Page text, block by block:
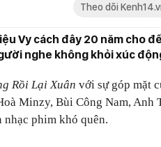
Theo dõi
Vy cách đây 20 năm cho
nghe không khỏi xúc
Rồi Lại Xuân với sự góp mặt
Minzy, Bùi Công Nam, Anh
phim khó quên.